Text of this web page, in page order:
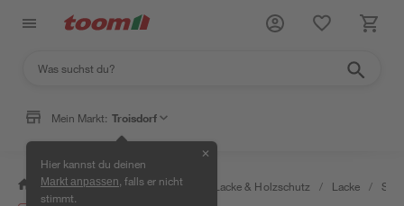
Mein Markt: Troisdorf
Hier kannst du deinen
Markt anpassen , falls er nicht
stimmt.
✕
/ Bauen & Renovieren / Farben, Lacke & Holzschutz / Lacke /